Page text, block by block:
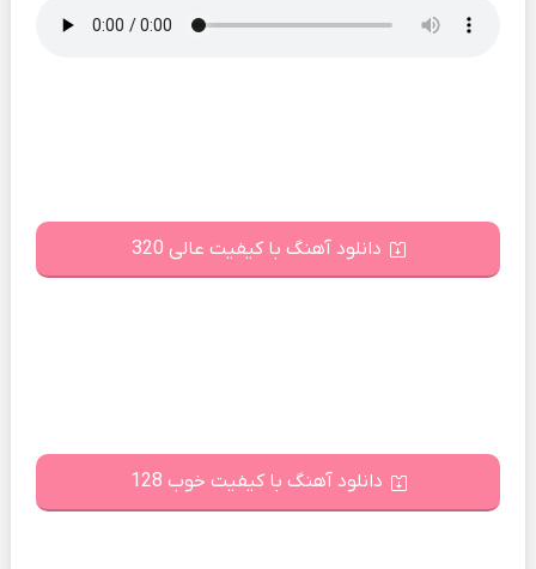
دانلود آهنگ با کیفیت عالی 320
دانلود آهنگ با کیفیت خوب 128